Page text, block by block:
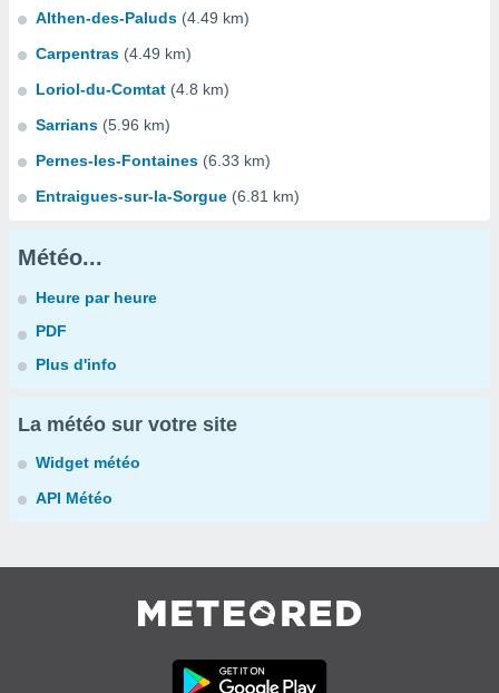
Althen-des-Paluds (4.49 km)
Carpentras (4.49 km)
Loriol-du-Comtat (4.8 km)
Sarrians (5.96 km)
Pernes-les-Fontaines (6.33 km)
Entraigues-sur-la-Sorgue (6.81 km)
Météo...
Heure par heure
PDF
Plus d'info
La météo sur votre site
Widget météo
API Météo